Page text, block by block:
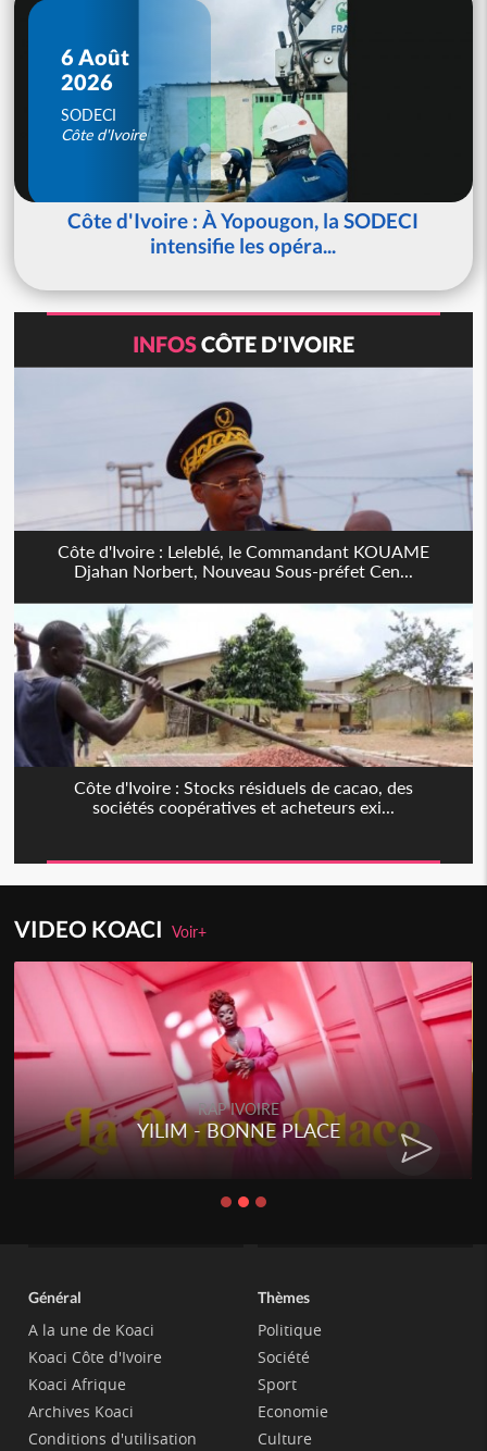
6 Août
2026
SODECI
Côte d'Ivoire
Côte d'Ivoire : À Yopougon, la SODECI
intensifie les opéra...
INFOSCÔTE D'IVOIRE
Côte d'Ivoire : Leleblé, le Commandant KOUAME
Djahan Norbert, Nouveau Sous-préfet Cen...
Côte d'Ivoire : Stocks résiduels de cacao, des
sociétés coopératives et acheteurs exi...
VIDEO KOACIVoir+
RAP IVOIRE
YILIM - BONNE PLACE
Général
A la une de Koaci
Koaci Côte d'Ivoire
Koaci Afrique
Archives Koaci
Conditions d'utilisation
Thèmes
Politique
Société
Sport
Economie
Culture